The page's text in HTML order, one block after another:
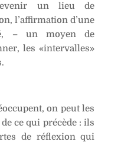
un lieu de
l’affirmation d’une
– un moyen de
les «intervalles»
on peut les
ce qui précède : ils
de réflexion qui